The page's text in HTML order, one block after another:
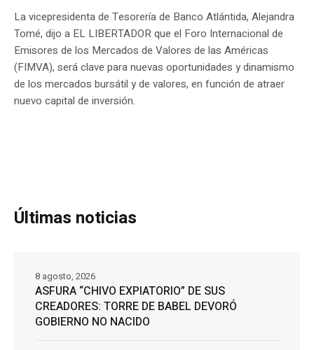
La vicepresidenta de Tesorería de Banco Atlántida, Alejandra
Tomé, dijo a EL LIBERTADOR que el Foro Internacional de
Emisores de los Mercados de Valores de las Américas
(FIMVA), será clave para nuevas oportunidades y dinamismo
de los mercados bursátil y de valores, en función de atraer
nuevo capital de inversión.
Últimas noticias
ASFURA “CHIVO EXPIATORIO” DE SUS
CREADORES: TORRE DE BABEL DEVORÓ
GOBIERNO NO NACIDO
8 agosto, 2026